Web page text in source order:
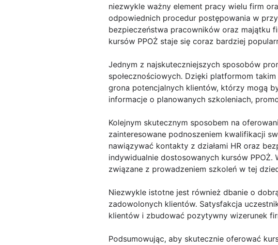
niezwykle ważny element pracy wielu firm
odpowiednich procedur postępowania w
bezpieczeństwa pracowników oraz majątku
kursów PPOŻ staje się coraz bardziej
Jednym z najskuteczniejszych sposobów
społecznościowych. Dzięki platformom
grona potencjalnych klientów, którzy mogą
informacje o planowanych szkoleniach,
Kolejnym skutecznym sposobem na
zainteresowane podnoszeniem kwalifikacji
nawiązywać kontakty z działami HR oraz
indywidualnie dostosowanych kursów
związane z prowadzeniem szkoleń w tej
Niezwykle istotne jest również dbanie o
zadowolonych klientów. Satysfakcja
klientów i zbudować pozytywny wizerunek
Podsumowując, aby skutecznie oferować